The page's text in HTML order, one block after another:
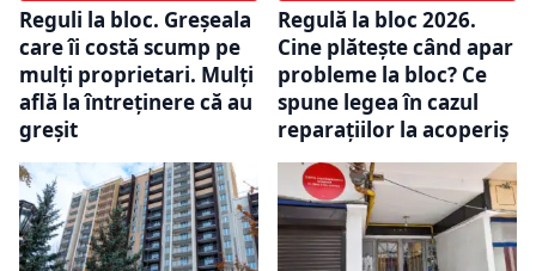
Reguli la bloc. Greșeala
care îi costă scump pe
mulți proprietari. Mulți
află la întreținere că au
greșit
Regulă la bloc 2026.
Cine plătește când apar
probleme la bloc? Ce
spune legea în cazul
reparațiilor la acoperiș